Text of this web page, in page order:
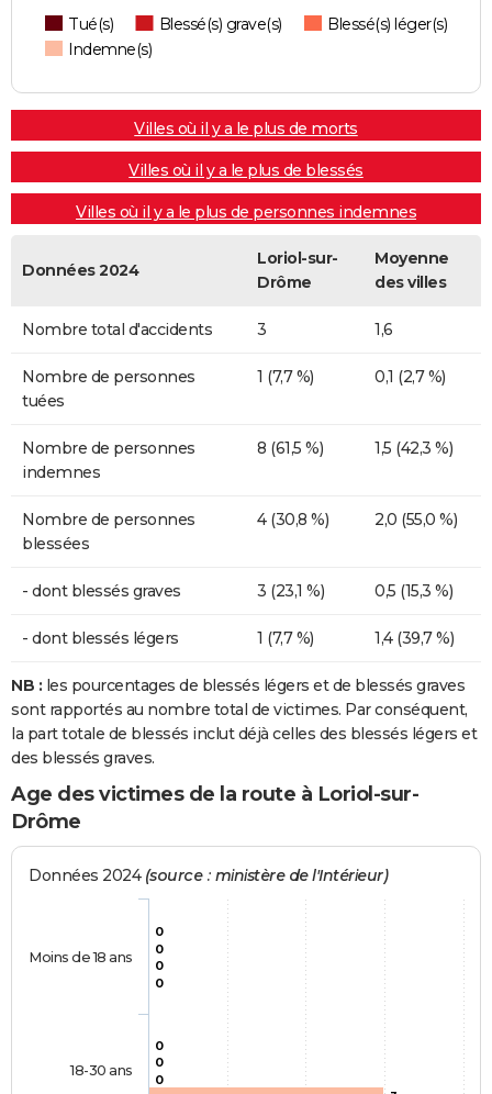
Tué(s) Blessé(s) grave(s)
Blessé(s) léger(s)
Indemne(s)
Villes où il y a le plus de morts
Villes où il y a le plus de blessés
Villes où il y a le plus de personnes indemnes
Données 2024
Loriol-sur-
Drôme
Moyenne
des villes
Nombre total d'accidents 3 1,6
Nombre de personnes
tuées
1 (7,7 %) 0,1 (2,7 %)
Nombre de personnes
indemnes
8 (61,5 %) 1,5 (42,3 %)
Nombre de personnes
blessées
4 (30,8 %) 2,0 (55,0 %)
- dont blessés graves 3 (23,1 %) 0,5 (15,3 %)
- dont blessés légers 1 (7,7 %) 1,4 (39,7 %)
NB : les pourcentages de blessés légers et de blessés graves
sont rapportés au nombre total de victimes. Par conséquent,
la part totale de blessés inclut déjà celles des blessés légers et
des blessés graves.
Age des victimes de la route à Loriol-sur-
Drôme
Données 2024 (source : ministère de l'Intérieur)
0
0
0
0
0
0
0
Moins de 18 ans
18-30 ans